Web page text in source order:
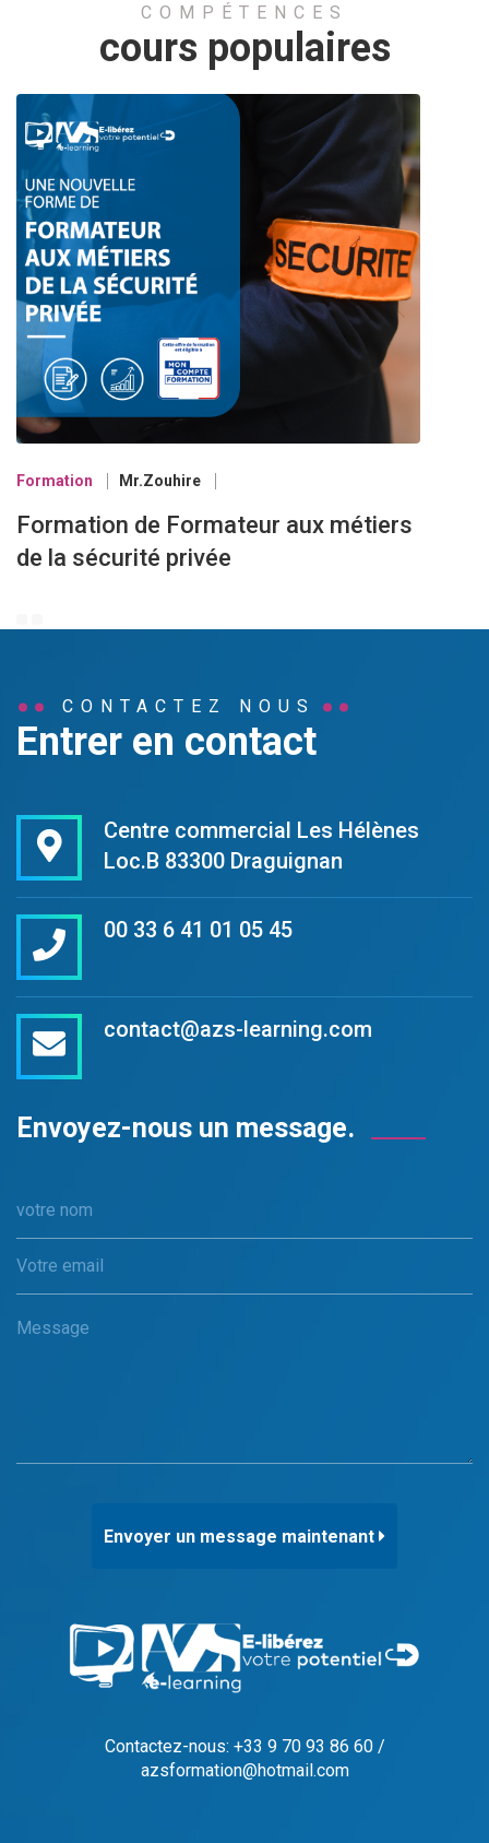
COMPÉTENCES
cours populaires
Formation Mr.Zouhire
Formation de Formateur aux métiers
de la sécurité privée
CONTACTEZ NOUS
Entrer en contact
Centre commercial Les Hélènes
Loc.B 83300 Draguignan
00 33 6 41 01 05 45
contact@azs-learning.com
Envoyez-nous un message.
Envoyer un message maintenant
Contactez-nous: +33 9 70 93 86 60 /
azsformation@hotmail.com